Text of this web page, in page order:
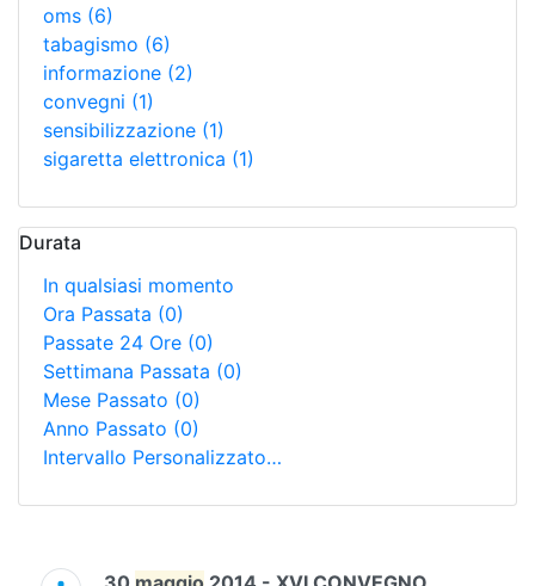
oms (6)
tabagismo (6)
informazione (2)
convegni (1)
sensibilizzazione (1)
sigaretta elettronica (1)
Durata
In qualsiasi momento
Ora Passata (0)
Passate 24 Ore (0)
Settimana Passata (0)
Mese Passato (0)
Anno Passato (0)
Intervallo Personalizzato…
Ricerca